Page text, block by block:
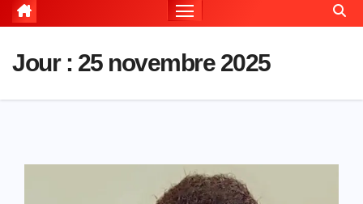
Jour : 25 novembre 2025